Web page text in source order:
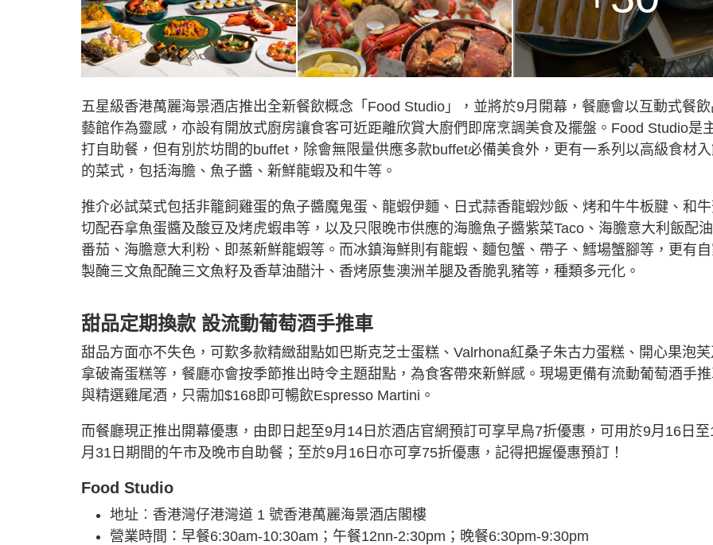
五星級香港萬麗海景酒店推出全新餐飲概念「Food Studio」，並將於9月開幕，餐廳會以互動式餐飲
藝館作為靈感，亦設有開放式廚房讓食客可近距離欣賞大廚們即席烹調美食及擺盤。Food Studio是
打自助餐，但有別於坊間的buffet，除會無限量供應多款buffet必備美食外，更有一系列以高級食材
的菜式，包括海膽、魚子醬、新鮮龍蝦及和牛等。
推介必試菜式包括非籠飼雞蛋的魚子醬魔鬼蛋、龍蝦伊麵、日式蒜香龍蝦炒飯、烤和牛牛板腱、和
切配吞拿魚蛋醬及酸豆及烤虎蝦串等，以及只限晚市供應的海膽魚子醬紫菜Taco、海膽意大利飯配
番茄、海膽意大利粉、即蒸新鮮龍蝦等。而冰鎮海鮮則有龍蝦、麵包蟹、帶子、鱈場蟹腳等，更有
製醃三文魚配醃三文魚籽及香草油醋汁、香烤原隻澳洲羊腿及香脆乳豬等，種類多元化。
甜品定期換款 設流動葡萄酒手推車
甜品方面亦不失色，可歎多款精緻甜點如巴斯克芝士蛋糕、Valrhona紅桑子朱古力蛋糕、開心果泡芙
拿破崙蛋糕等，餐廳亦會按季節推出時令主題甜點，為食客帶來新鮮感。現場更備有流動葡萄酒手
與精選雞尾酒，只需加$168即可暢飲Espresso Martini。
而餐廳現正推出開幕優惠，由即日起至9月14日於酒店官網預訂可享早鳥7折優惠，可用於9月16日至
月31日期間的午市及晚市自助餐；至於9月16日亦可享75折優惠，記得把握優惠預訂！
Food Studio
地址︰香港灣仔港灣道 1 號香港萬麗海景酒店閣樓
營業時間：早餐6:30am-10:30am；午餐12nn-2:30pm；晚餐6:30pm-9:30pm